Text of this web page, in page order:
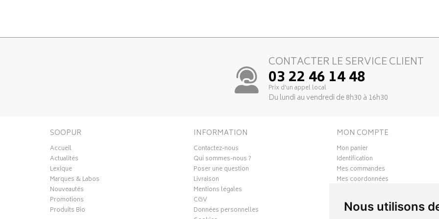
Nous utilisons
CONTACTER LE SERVICE CLIENT
03 22 46 14 48
Prix d’un appel local
Du lundi au vendredi de 8h30 à 16h30
SOOPUR
Accueil
Actualités
Lexique
Marques & Labos
Nouveautés
Promotions
Produits Bio
INFORMATION
Contactez-nous
Qui sommes-nous ?
Poser une question
Livraison
Mentions légales
CGV
Données personnelles
MON COMPTE
Mon panier
Identification
Mes commandes
Mes coordonnées
Mes favoris
Mes préférences Cookies